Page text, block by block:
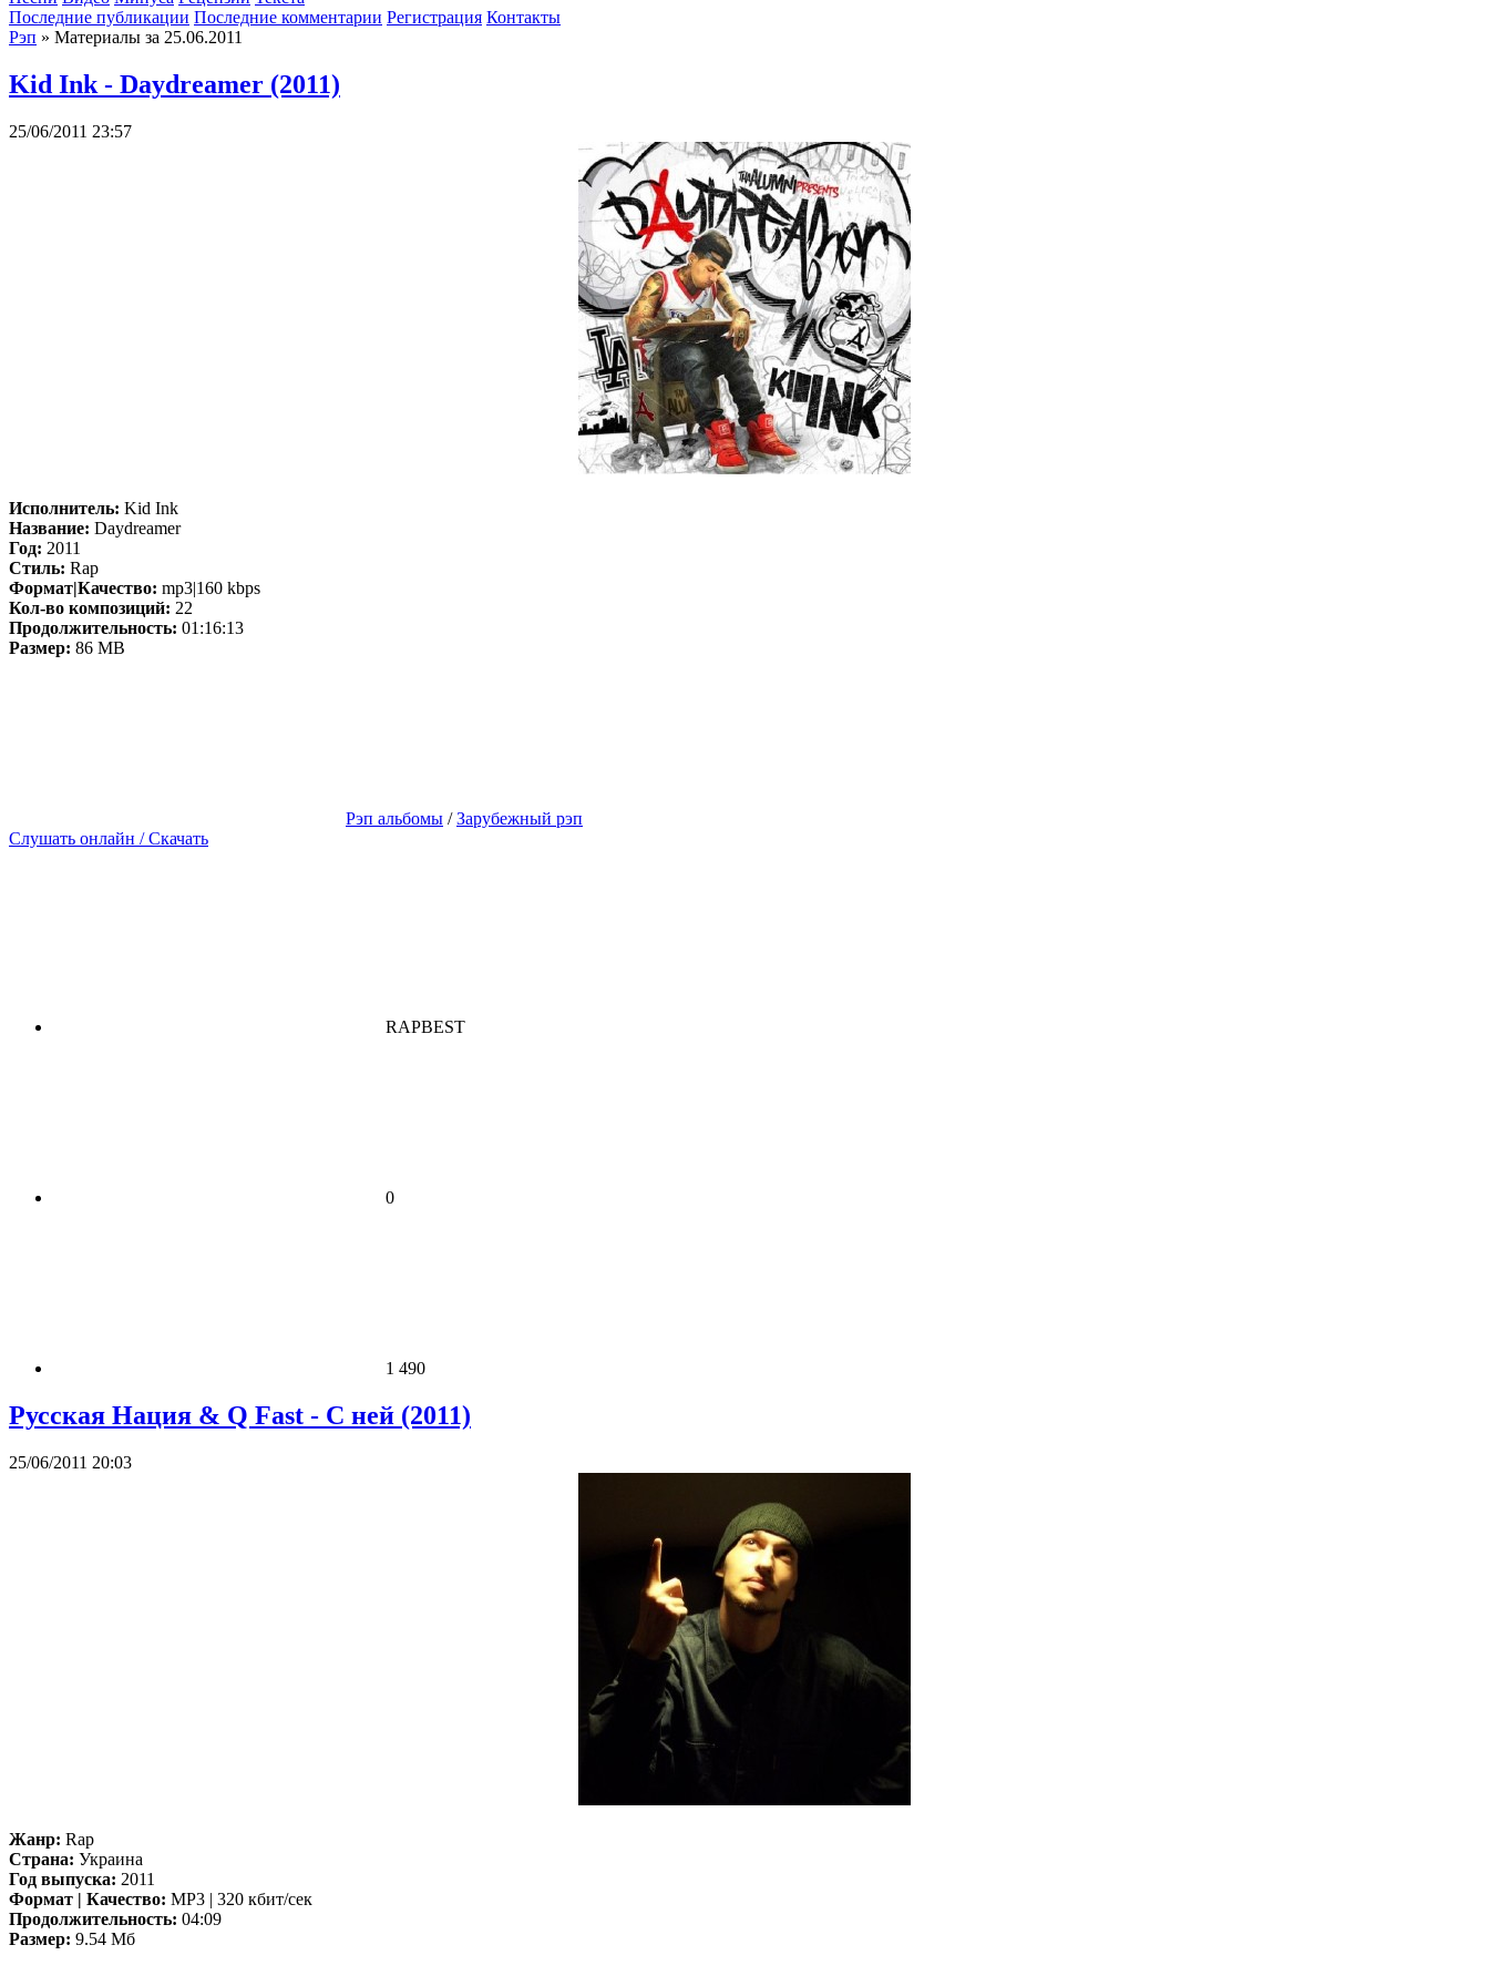
Последние публикации Последние комментарии Регистрация Контакты
Рэп » Материалы за 25.06.2011
Kid Ink - Daydreamer (2011)
25/06/2011 23:57
Исполнитель: Kid Ink
Название: Daydreamer
Год: 2011
Стиль: Rap
Формат|Качество: mp3|160 kbps
Кол-во композиций: 22
Продолжительность: 01:16:13
Размер: 86 MB
Рэп альбомы /Зарубежный рэп
Слушать онлайн / Скачать
RAPBEST
0
1 490
Русская Нация & Q Fast - С ней (2011)
25/06/2011 20:03
Жанр: Rap
Страна: Украина
Год выпуска: 2011
Формат | Качество: MP3 | 320 кбит/сек
Продолжительность: 04:09
Размер: 9.54 Мб